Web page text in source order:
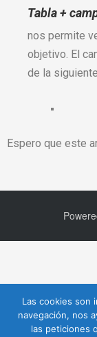
Tabla +
nos permite
objetivo. El
de la
Espero que este
Las cookies son
navegación, nos
las peticiones